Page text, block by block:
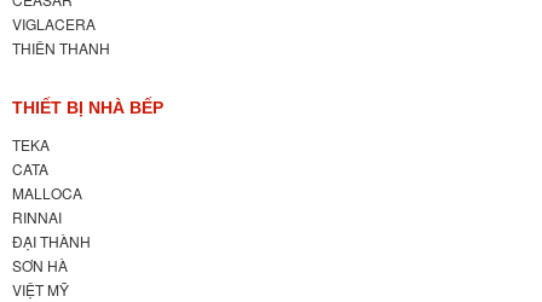
VIGLACERA
THIÊN THANH
THIẾT BỊ NHÀ BẾP
TEKA
CATA
MALLOCA
RINNAI
ĐẠI THÀNH
SƠN HÀ
VIỆT MỸ